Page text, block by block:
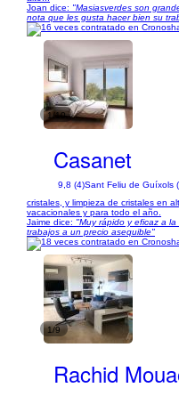
Joan dice: "Masiasverdes son
nota que les gusta hacer bien su
1/10
Casanet
9,8 (4)Sant Feliu de Guíxols
cristales, y limpieza de cristales en
vacacionales y para todo el año.
Jaime dice: "Muy rápido y eficaz a
trabajos a un precio asequible"
1/9
Rachid